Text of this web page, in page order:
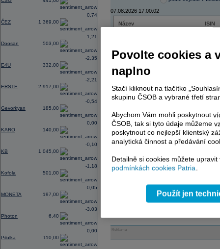
ČEZ 1 369,00
0,74
Doosan 503,00
1,21
E4U 332,00
-2,35
ERSTE 2 917,00
-2,21
Gevorkyan 185,00
-0,54
KARO 140,00
0,00
KB 1 045,00
-0,10
Kofola 501,00
-1,18
MONETA 197,00
-0,05
Photon 6,40
-3,03
Pilulka 110,00
0,00
07.08.2026 17:00:02
Název
ISIN
ERSTE BANK
TMR
AD index - vývoj
Region
Reklama
Povolte cookies a
naplno
Stačí kliknout na tlačítko
skupinu ČSOB a vybrané třetí
Abychom Vám mohli poskytnout
ČSOB, tak si tyto údaje můžeme
poskytnout co nejlepší klientský
analytická činnost a předávání
Detailně si cookies můžete
podmínkách cookies Patria.
Použít jen